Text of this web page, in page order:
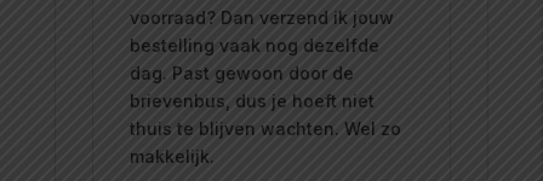
voorraad? Dan verzend ik jouw
bestelling vaak nog dezelfde
dag. Past gewoon door de
brievenbus, dus je hoeft niet
thuis te blijven wachten. Wel zo
makkelijk.